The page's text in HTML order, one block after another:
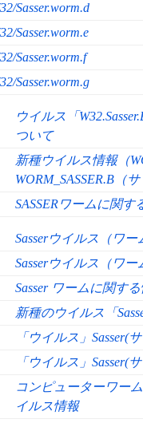
Sasser.worm.d
Sasser.worm.e
Sasser.worm.f
Sasser.worm.g
ウイルス「
ついて
新種ウイルス情報（
WORM_SASSER.B（
SASSERワームに関す
Sasserウイルス（ワ
Sasserウイルス（ワ
Sasser ワームに関す
新種のウイルス「
「ウイルス」Sasser(
「ウイルス」Sasser(
コンピューターワー
イルス情報